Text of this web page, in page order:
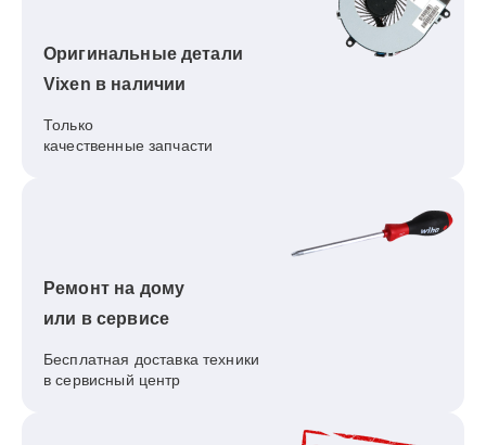
Оригинальные детали
Vixen в наличии
Только
качественные запчасти
Ремонт на дому
или в сервисе
Бесплатная доставка техники
в сервисный центр